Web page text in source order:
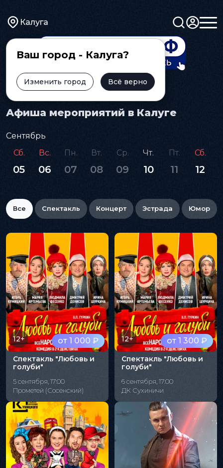
Калуга
Ваш город - Калуга?
Изменить город Всё верно
Главная Афиша
Афиша мероприятий в Калуге
Сентябрь
Сб.
05
Вс.
06
Пн.
07
Вт.
08
Ср.
09
Чт.
10
Пт.
11
Сб.
12
Все Спектакль Концерт Эстрада Юмор
от 1 000 ₽
12+
Спектакль "Любовь и
голуби"
5 сентября, 17:00
Прометей (Сосенский)
от 1 300 ₽
12+
Спектакль "Любовь и
голуби"
6 сентября, 17:00
ДК Сухиничи